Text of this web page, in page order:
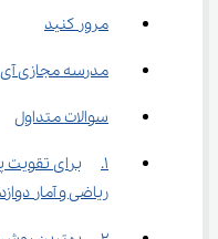
مرور کنید
مدرسه مجازی آی
سوالات متداول
1.	برای
ریاضی و آمار